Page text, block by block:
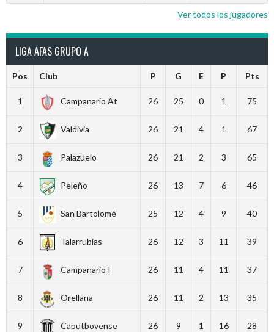
Ver todos los jugadores
LIGA AFAS GRUPO A
Pos Club P G E P Pts
1 Campanario At 26 25 0 1 75
2 Valdivia 26 21 4 1 67
3 Palazuelo 26 21 2 3 65
4 Peleño 26 13 7 6 46
5 San Bartolomé 25 12 4 9 40
6 Talarrubias 26 12 3 11 39
7 Campanario I 26 11 4 11 37
8 Orellana 26 11 2 13 35
9 Caputbovense 26 9 1 16 28